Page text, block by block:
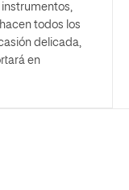
todos los
delicada,
en